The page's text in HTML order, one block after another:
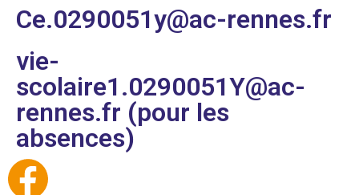
Ce.0290051y@ac-rennes.fr
vie-
scolaire1.0290051Y@ac-
rennes.fr (pour les
absences)